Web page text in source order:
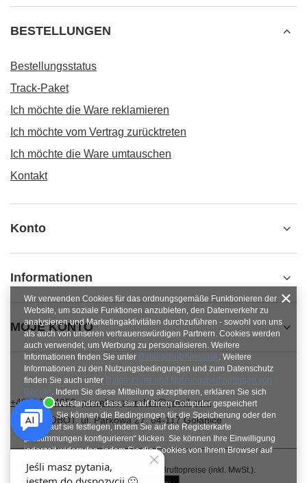
BESTELLUNGEN
Bestellungsstatus
Track-Paket
Ich möchte die Ware reklamieren
Ich möchte vom Vertrag zurücktreten
Ich möchte die Ware umtauschen
Kontakt
Konto
Informationen
MOJE KONTO
+48784454053 pawel.superrobot@gmail.com
SUPERROBOT,ul. Parkowa 27,64-117Gołanice
Im Shop präsentieren wir die Bruttopreise (inkl. MwSt.).
Wir verwenden Cookies für das ordnungsgemäße Funktionieren der
Website, um soziale Funktionen anzubieten, den Datenverkehr zu
analysieren und Marketingaktivitäten durchzuführen - sowohl von uns
als auch von unseren vertrauenswürdigen Partnern. Cookies werden
auch verwendet, um Werbung zu personalisieren. Weitere
Informationen finden Sie unter Datenschutzhinweise. Weitere
Informationen zu den Nutzungsbedingungen und zum Datenschutz
finden Sie auch unter Datenschutz und Nutzungsbedingungen von
Google. Indem Sie diese Mitteilung akzeptieren, erklären Sie sich
damit einverstanden, dass sie auf Ihrem Computer gespeichert
werden. Sie können die Bedingungen für die Speicherung oder den
Zugriff auf sie festlegen, indem Sie auf die Registerkarte
„Zustimmungen konfigurieren“ klicken. Sie können Ihre Einwilligung
jederzeit widerrufen, indem Sie die Cookies von Ihrem Browser auf
dem jeweiligen Endgerät löschen.